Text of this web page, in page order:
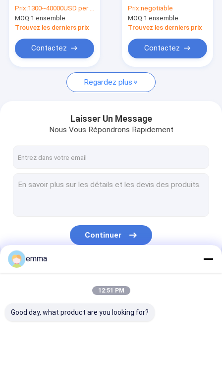
Demandez une citation
Casse Presse machine
Machine de emballage horizontale
Machine de papier de presse
Cisaillement de mitraille
cisaillement en métal d'alligator
presse à emballer hydraulique
Vertical machine Presse
coton de fil
Prix:1300~40000USD per set
MOQ:1 ensemble
Trouvez les derniers prix
Contactez
papier semi
automatique de
textile
Prix:negotiable
MOQ:1 ensemble
Trouvez les derniers prix
Contactez
Regardez plus
Laisser Un Message
Nous Vous Répondrons Rapidement
Continuer
Nos Catégories
emma
12:51 PM
Good day, what product are you looking for?